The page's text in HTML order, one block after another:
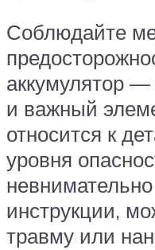
Соблюдайте
аккумулятор —
и важный
относится к
уровня
инструкции,
травму или